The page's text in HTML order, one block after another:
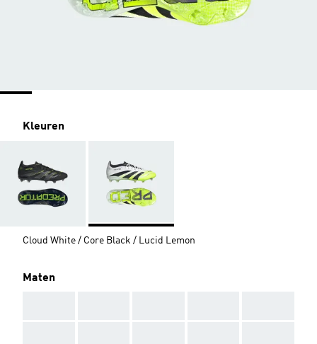
Kleuren
Cloud White / Core Black / Lucid Lemon
Maten